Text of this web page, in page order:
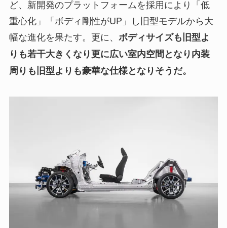
ど、新開発のプラットフォームを採用により「低
重心化」「ボディ剛性がUP」し旧型モデルから大
幅な進化を果たす。更に、 ボディサイズも旧型よ
りも若干大きくなり更に広い室内空間となり内装
周りも旧型よりも豪華な仕様となりそうだ。